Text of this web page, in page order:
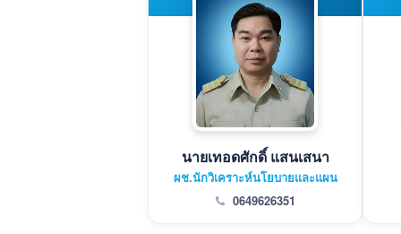
นายเทอดศักดิ์ แสนเสนา
ผช.นักวิเคราะห์นโยบายและแผน
0649626351